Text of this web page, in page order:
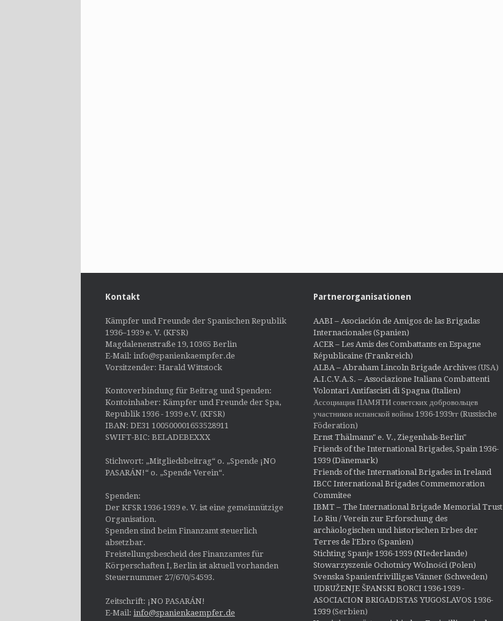
Kontakt
Kämpfer und Freunde der Spanischen Republik
1936–1939 e. V. (KFSR)
Magdalenenstraße 19, 10365 Berlin
E-Mail: info@spanienkaempfer.de
Vorsitzender: Harald Wittstock
Kontoverbindung für Beitrag und Spenden:
Kontoinhaber: Kämpfer und Freunde der Spa,
Republik 1936 - 1939 e.V. (KFSR)
IBAN: DE31 100500001653528911
SWIFT-BIC: BELADEBEXXX
Stichwort: „Mitgliedsbeitrag“ o. „Spende ¡NO
PASARÁN!“ o. „Spende Verein“.
Spenden:
Der KFSR 1936-1939 e. V. ist eine gemeinnützige
Organisation.
Spenden sind beim Finanzamt steuerlich
absetzbar.
Freistellungsbescheid des Finanzamtes für
Körperschaften I, Berlin ist aktuell vorhanden
Steuernummer 27/670/54593.
Zeitschrift: ¡NO PASARÁN!
E-Mail: info@spanienkaempfer.de
Partnerorganisationen
AABI – Asociación de Amigos de las Brigadas
Internacionales (Spanien)
ACER – Les Amis des Combattants en Espagne
Républicaine (Frankreich)
ALBA – Abraham Lincoln Brigade Archives(USA)
A.I.C.V.A.S. – Associazione Italiana Combattenti
Volontari Antifascisti di Spagna (Italien)
Ассоциация ПАМЯТИ советских добровольцев
участников испанской войны 1936-1939гг (Russische
Föderation)
Ernst Thälmann" e. V., Ziegenhals-Berlin"
Friends of the International Brigades, Spain 1936-
1939 (Dänemark)
Friends of the International Brigades in Ireland
IBCC International Brigades Commemoration
Commitee
IBMT – The International Brigade Memorial Trust
Lo Riu / Verein zur Erforschung des
archäologischen und historischen Erbes der
Terres de l'Ebro (Spanien)
Stichting Spanje 1936-1939 (NIederlande)
Stowarzyszenie Ochotnicy Wolności (Polen)
Svenska Spanienfrivilligas Vänner (Schweden)
UDRUŽENJE ŠPANSKI BORCI 1936-1939 -
ASOCIACION BRIGADISTAS YUGOSLAVOS 1936-
1939(Serbien)